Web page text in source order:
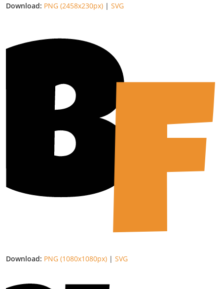
Download: PNG (2458x230px) | SVG
Download: PNG (1080x1080px) | SVG